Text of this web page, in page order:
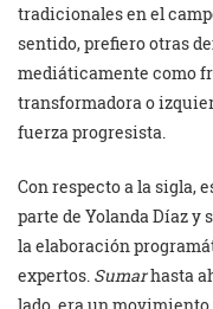
tradicionales en el
sentido, prefiero otras
mediáticamente como
transformadora o
fuerza progresista.
Con respecto a la sigla,
parte de Yolanda Díaz y
la elaboración
expertos. Sumarhasta